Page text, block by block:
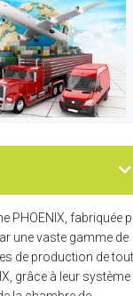
PHOENIX, fabriquée
une vaste gamme de
de production de
grâce à leur système